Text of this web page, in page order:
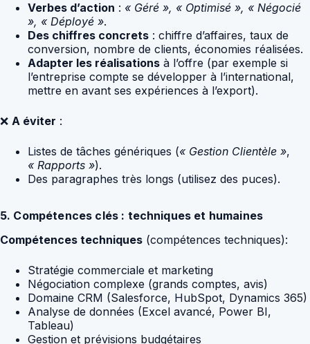
Verbes d’action : « Géré », « Optimisé », « Négocié
», « Déployé ».
Des chiffres concrets : chiffre d’affaires, taux de
conversion, nombre de clients, économies réalisées.
Adapter les réalisations à l’offre (par exemple si
l’entreprise compte se développer à l’international,
mettre en avant ses expériences à l’export).
❌ A éviter :
Listes de tâches génériques (« Gestion Clientèle »,
« Rapports »).
Des paragraphes très longs (utilisez des puces).
5. Compétences clés : techniques et humaines
Compétences techniques (compétences techniques):
Stratégie commerciale et marketing
Négociation complexe (grands comptes, avis)
Domaine CRM (Salesforce, HubSpot, Dynamics 365)
Analyse de données (Excel avancé, Power BI,
Tableau)
Gestion et prévisions budgétaires